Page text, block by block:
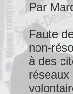
Par
Faute
non-
à des
réseaux